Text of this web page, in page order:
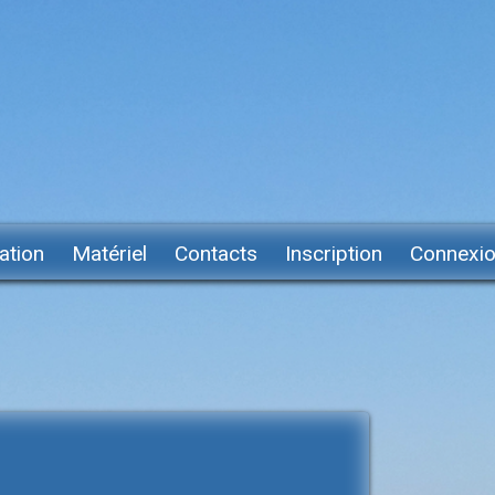
Matériel Contacts Inscription